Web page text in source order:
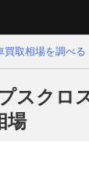
買取相場を調べる
スクロ
場